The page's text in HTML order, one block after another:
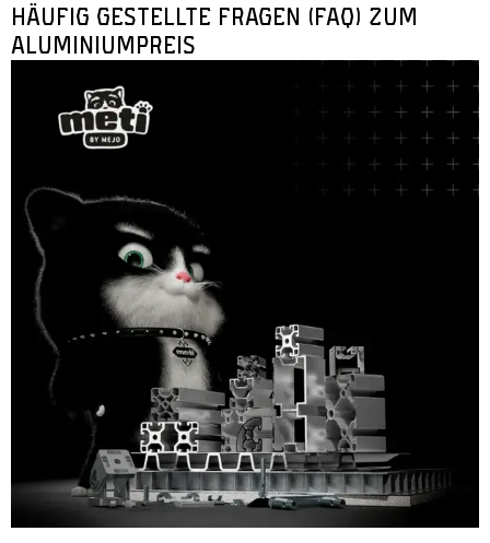
HÄUFIG GESTELLTE FRAGEN (FAQ) ZUM
ALUMINIUMPREIS